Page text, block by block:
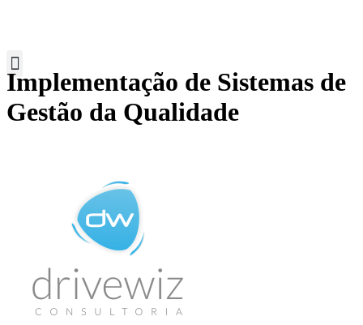
Implementação de Sistemas de
Gestão da Qualidade